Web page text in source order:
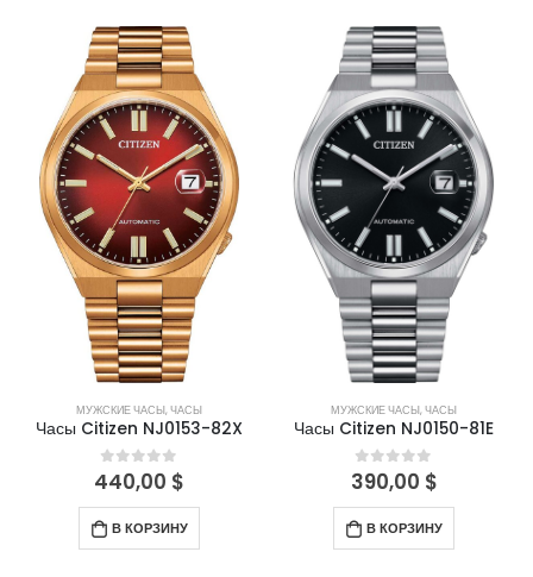
МУЖСКИЕ ЧАСЫ,ЧАСЫ
Часы Citizen NJ0153-82X
0 out of 5
440,00 $
В КОРЗИНУ
МУЖСКИЕ ЧАСЫ,ЧАСЫ
Часы Citizen NJ0150-81E
0out of 5
390,00 $
В КОРЗИНУ